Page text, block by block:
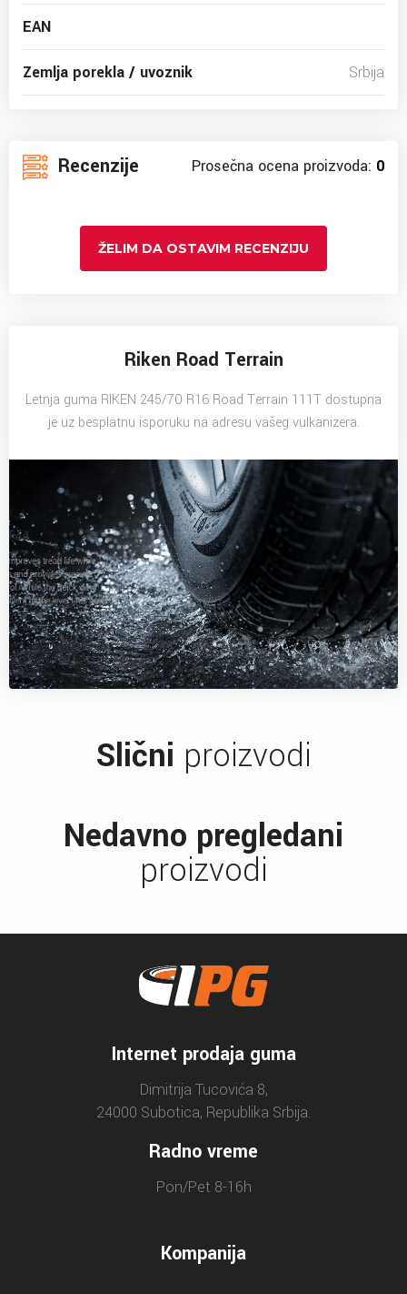
EAN
Zemlja porekla / uvoznik Srbija
Recenzije Prosečna ocena proizvoda: 0
ŽELIM DA OSTAVIM RECENZIJU
Riken Road Terrain
Letnja guma RIKEN 245/70 R16 Road Terrain 111T dostupna
je uz besplatnu isporuku na adresu vašeg vulkanizera.
Slični proizvodi
Nedavno pregledani
proizvodi
Internet prodaja guma
Dimitrija Tucovića 8,
24000 Subotica, Republika Srbija.
Radno vreme
Pon/Pet 8-16h
Kompanija